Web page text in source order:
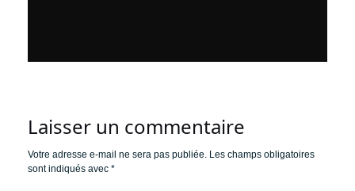
Laisser un commentaire
Votre adresse e-mail ne sera pas publiée. Les champs obligatoires
sont indiqués avec *